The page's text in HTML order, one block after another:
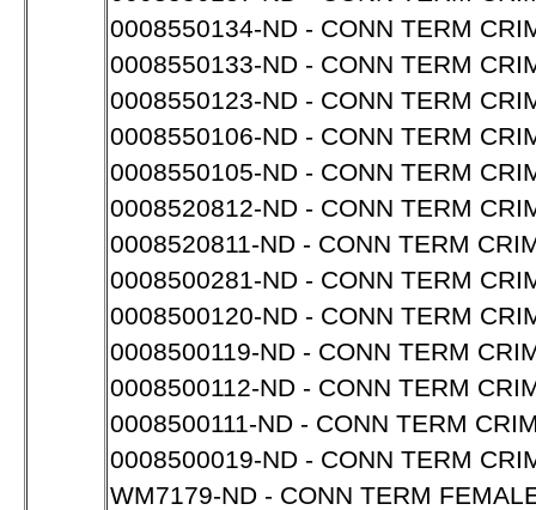
0008550134-ND - CONN TERM
0008550133-ND - CONN TERM
0008550123-ND - CONN TERM
0008550106-ND - CONN TERM
0008550105-ND - CONN TERM
0008520812-ND - CONN TERM
0008520811-ND - CONN TERM
0008500281-ND - CONN TERM
0008500120-ND - CONN TERM
0008500119-ND - CONN TERM
0008500112-ND - CONN TERM
0008500111-ND - CONN TERM
0008500019-ND - CONN TERM
WM7179-ND - CONN TERM